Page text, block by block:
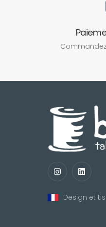
Design et